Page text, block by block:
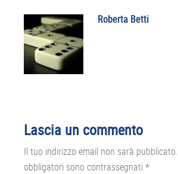
Roberta Betti
Interazioni
del
lettore
Lascia un commento
Il tuo indirizzo email non sarà pubblicato.
obbligatori sono contrassegnati *